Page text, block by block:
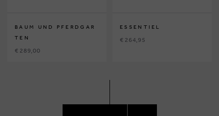
BAUM UND PFERDGAR
TEN
€ 289,00
ESSENTIEL
€ 264,95